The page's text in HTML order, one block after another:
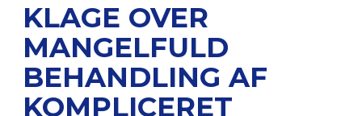
KLAGE OVER
MANGELFULD
BEHANDLING AF
KOMPLICERET